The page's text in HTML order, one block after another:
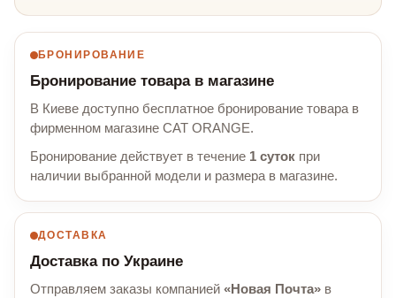
БРОНИРОВАНИЕ
Бронирование товара в магазине
В Киеве доступно бесплатное бронирование товара в
фирменном магазине CAT ORANGE.
Бронирование действует в течение 1 суток при
наличии выбранной модели и размера в магазине.
ДОСТАВКА
Доставка по Украине
Отправляем заказы компанией «Новая Почта» в